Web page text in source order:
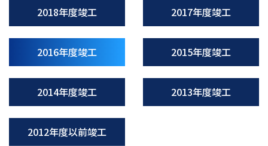
2018年度竣工 2017年度竣工
2016年度竣工 2015年度竣工
2014年度竣工 2013年度竣工
2012年度以前竣工